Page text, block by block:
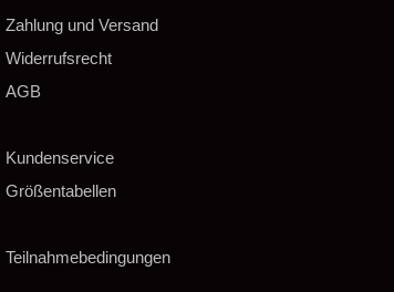
Zahlung und Versand
Widerrufsrecht
AGB
Kundenservice
Größentabellen
Teilnahmebedingungen